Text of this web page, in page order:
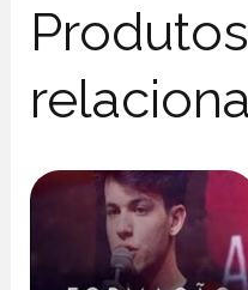
Produtos